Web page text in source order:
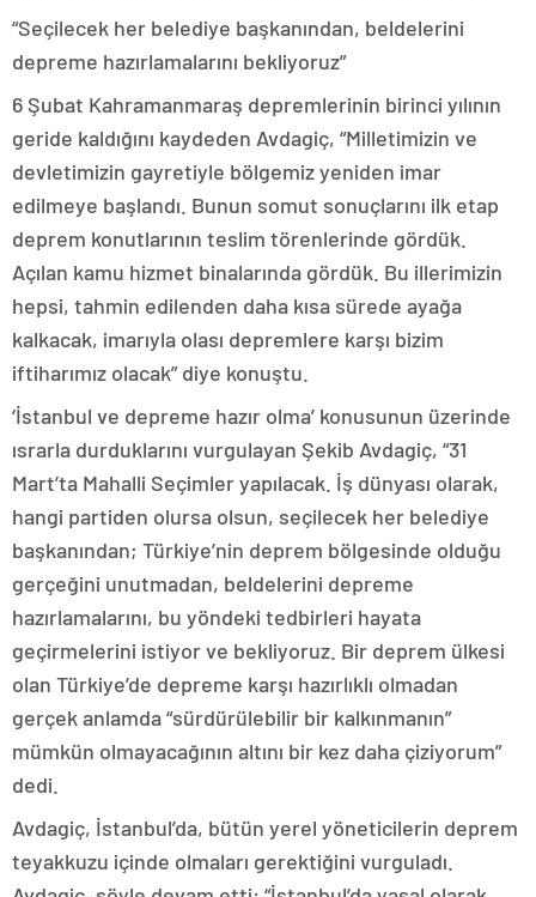
“Seçilecek her belediye başkanından, beldelerini
depreme hazırlamalarını bekliyoruz”
6 Şubat Kahramanmaraş depremlerinin birinci yılının
geride kaldığını kaydeden Avdagiç, “Milletimizin ve
devletimizin gayretiyle bölgemiz yeniden imar
edilmeye başlandı. Bunun somut sonuçlarını ilk etap
deprem konutlarının teslim törenlerinde gördük.
Açılan kamu hizmet binalarında gördük. Bu illerimizin
hepsi, tahmin edilenden daha kısa sürede ayağa
kalkacak, imarıyla olası depremlere karşı bizim
iftiharımız olacak” diye konuştu.
‘İstanbul ve depreme hazır olma’ konusunun üzerinde
ısrarla durduklarını vurgulayan Şekib Avdagiç, “31
Mart’ta Mahalli Seçimler yapılacak. İş dünyası olarak,
hangi partiden olursa olsun, seçilecek her belediye
başkanından; Türkiye’nin deprem bölgesinde olduğu
gerçeğini unutmadan, beldelerini depreme
hazırlamalarını, bu yöndeki tedbirleri hayata
geçirmelerini istiyor ve bekliyoruz. Bir deprem ülkesi
olan Türkiye’de depreme karşı hazırlıklı olmadan
gerçek anlamda “sürdürülebilir bir kalkınmanın”
mümkün olmayacağının altını bir kez daha çiziyorum”
dedi.
Avdagiç, İstanbul’da, bütün yerel yöneticilerin deprem
teyakkuzu içinde olmaları gerektiğini vurguladı.